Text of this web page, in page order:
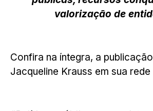
valorização de
Confira na íntegra, a
Jacqueline Krauss em sua